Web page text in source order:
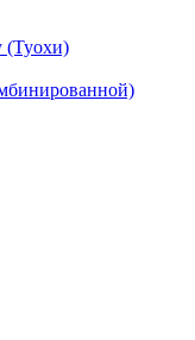
(Туохи)